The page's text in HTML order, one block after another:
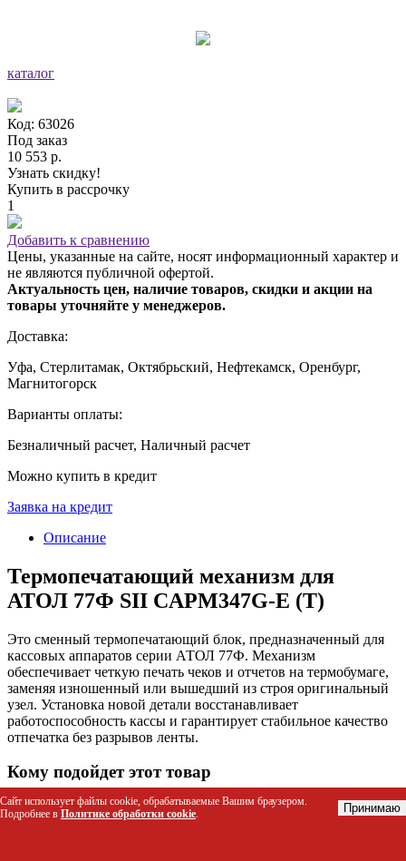
каталог
Код: 63026
Под заказ
10 553 р.
Узнать скидку!
Купить в рассрочку
1
Добавить к сравнению
Цены, указанные на сайте, носят информационный характер и
не являются публичной офертой.
Актуальность цен, наличие товаров, скидки и акции на
товары уточняйте у менеджеров.
Доставка:
Уфа, Стерлитамак, Октябрьский, Нефтекамск, Оренбург,
Магнитогорск
Варианты оплаты:
Безналичный расчет, Наличный расчет
Можно купить в кредит
Заявка на кредит
Описание
Термопечатающий механизм для
АТОЛ 77Ф SII CAPM347G-E (Т)
Это сменный термопечатающий блок, предназначенный для
кассовых аппаратов серии АТОЛ 77Ф. Механизм
обеспечивает четкую печать чеков и отчетов на термобумаге,
заменяя изношенный или вышедший из строя оригинальный
узел. Установка новой детали восстанавливает
работоспособность кассы и гарантирует стабильное качество
отпечатка без разрывов ленты.
Кому подойдет этот товар
Владельцам малого бизнеса (кафе, магазины, точки
общепита), использующим кассы АТОЛ 77Ф.
Сайт использует файлы cookie, обрабатываемые Вашим браузером.
Подробнее в Политике обработки cookie. Принимаю